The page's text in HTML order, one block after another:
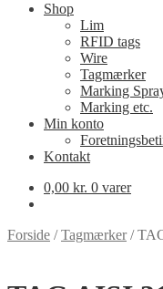
Shop
Lim
RFID tags
Wire
Tagmærker
Marking
Marking etc.
Min konto
Kontakt
0,00 kr. 0 varer
Forside /Tagmærker/